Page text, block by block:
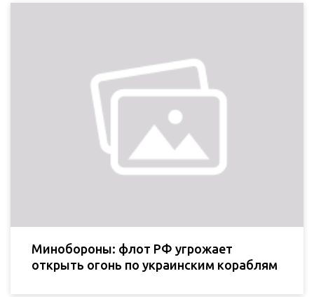
Минобороны: флот РФ угрожает
открыть огонь по украинским кораблям